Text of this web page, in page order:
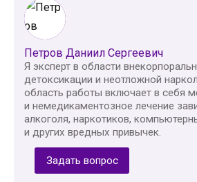
Петров Даниил Сергеевич
Я эксперт в области
детоксикации и неотложной
область работы включает в себя
и немедикаментозное лечение
алкоголя, наркотиков,
и других вредных привычек.
Задать вопрос